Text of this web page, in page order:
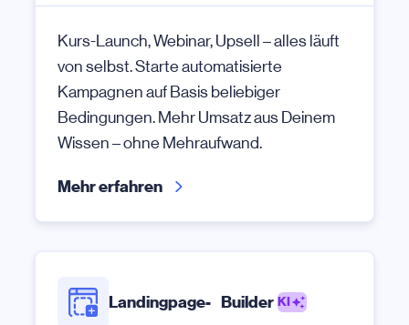
Kurs-Launch, Webinar, Upsell – alles läuft
von selbst. Starte automatisierte
Kampagnen auf Basis beliebiger
Bedingungen. Mehr Umsatz aus Deinem
Wissen – ohne Mehraufwand.
Mehr erfahren
Landingpage- Builder KI